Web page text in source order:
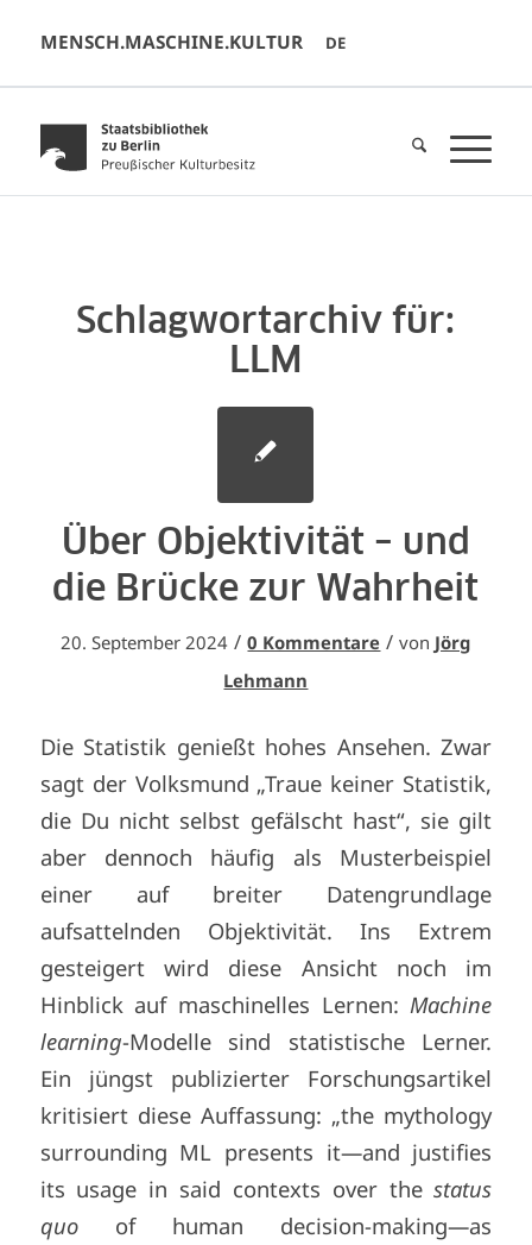
MENSCH.MASCHINE.KULTUR DE
Schlagwortarchiv für:
LLM
Über Objektivität – und
die Brücke zur Wahrheit
20. September 2024 / 0 Kommentare / von Jörg
Lehmann
Die Statistik genießt hohes Ansehen. Zwar
sagt der Volksmund „Traue keiner Statistik,
die Du nicht selbst gefälscht hast“, sie gilt
aber dennoch häufig als Musterbeispiel
einer auf breiter Datengrundlage
aufsattelnden Objektivität. Ins Extrem
gesteigert wird diese Ansicht noch im
Hinblick auf maschinelles Lernen: Machine
learning-Modelle sind statistische Lerner.
Ein jüngst publizierter Forschungsartikel
kritisiert diese Auffassung: „the mythology
surrounding ML presents it—and justifies
its usage in said contexts over thestatus
quoof human decision-making—as